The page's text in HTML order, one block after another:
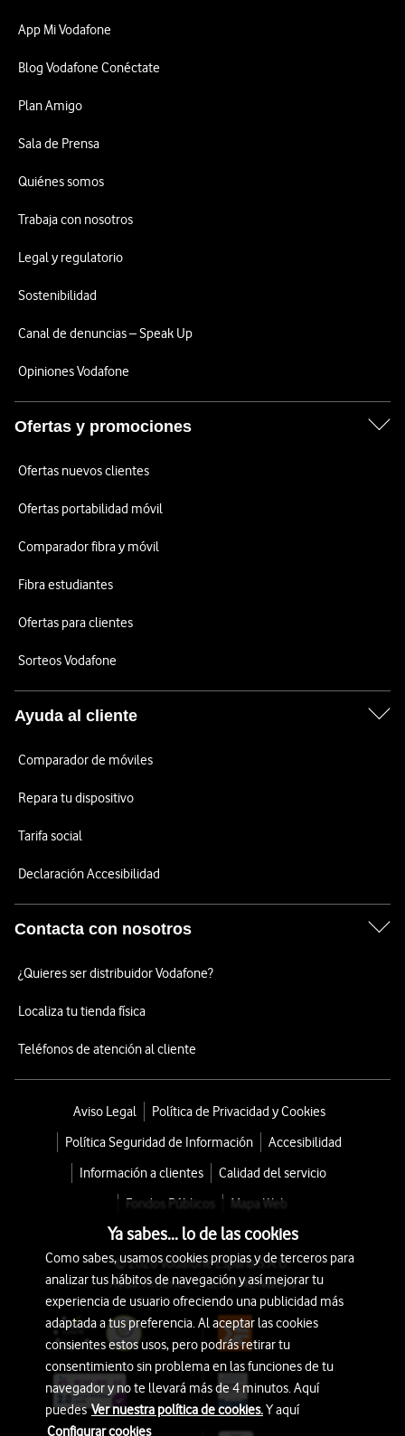
App Mi Vodafone
Blog Vodafone Conéctate
Plan Amigo
Sala de Prensa
Quiénes somos
Trabaja con nosotros
Legal y regulatorio
Sostenibilidad
Canal de denuncias – Speak Up
Opiniones Vodafone
Ofertas y promociones
Ofertas nuevos clientes
Ofertas portabilidad móvil
Comparador fibra y móvil
Fibra estudiantes
Ofertas para clientes
Sorteos Vodafone
Ayuda al cliente
Comparador de móviles
Repara tu dispositivo
Tarifa social
Declaración Accesibilidad
Contacta con nosotros
¿Quieres ser distribuidor Vodafone?
Localiza tu tienda física
Teléfonos de atención al cliente
Aviso Legal
Política de Privacidad y Cookies
Política Seguridad de Información
Accesibilidad
Información a clientes
Calidad del servicio
Fondos Públicos
Mapa Web
© 2026 Vodafone España S.A.U.
Avda. América 115, 28042 Madrid
Ya sabes... lo de las cookies
Como sabes, usamos cookies propias y de terceros para
analizar tus hábitos de navegación y así mejorar tu
experiencia de usuario ofreciendo una publicidad más
adaptada a tus preferencia. Al aceptar las cookies
consientes estos usos, pero podrás retirar tu
consentimiento sin problema en las funciones de tu
navegador y no te llevará más de 4 minutos. Aquí
puedesVer nuestra política de cookies.Y aquí
Configurar cookies